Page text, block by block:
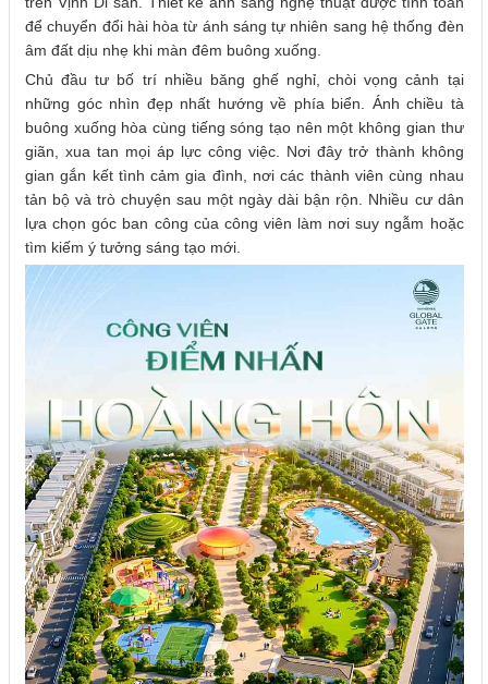
để chuyển đổi hài hòa từ ánh sáng tự nhiên sang hệ thống đèn
âm đất dịu nhẹ khi màn đêm buông xuống.
Chủ đầu tư bố trí nhiều băng ghế nghỉ, chòi vọng cảnh tại
những góc nhìn đẹp nhất hướng về phía biển. Ánh chiều tà
buông xuống hòa cùng tiếng sóng tạo nên một không gian thư
giãn, xua tan mọi áp lực công việc. Nơi đây trở thành không
gian gắn kết tình cảm gia đình, nơi các thành viên cùng nhau
tản bộ và trò chuyện sau một ngày dài bận rộn. Nhiều cư dân
lựa chọn góc ban công của công viên làm nơi suy ngẫm hoặc
tìm kiếm ý tưởng sáng tạo mới.